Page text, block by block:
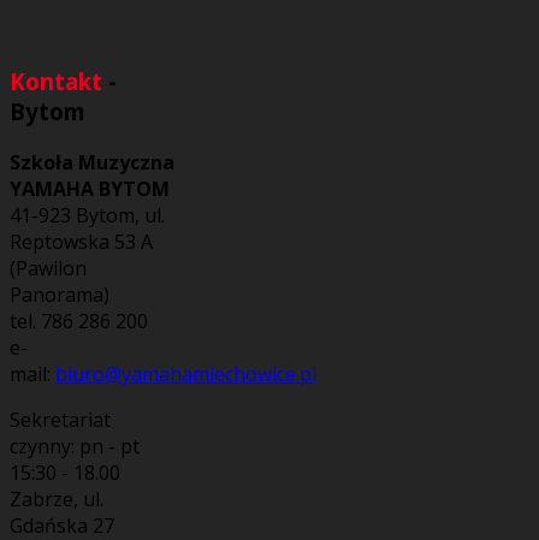
Kontakt -
Bytom
Szkoła Muzyczna
YAMAHA BYTOM
41-923 Bytom, ul.
Reptowska 53 A
(Pawilon
Panorama)
tel. 786 286 200
e-
mail: biuro@yamahamiechowice.pl
Sekretariat
czynny: pn - pt
15:30 - 18.00
Zabrze, ul.
Gdańska 27